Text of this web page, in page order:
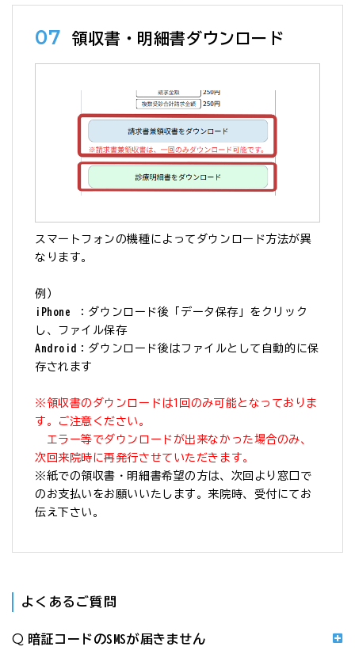
07 領収書・明細書ダウンロード
スマートフォンの機種によってダウンロード方法が異
なります。
例）
iPhone ：ダウンロード後「データ保存」をクリック
し、ファイル保存
Android
：ダウンロード後はファイルとして自動的に保
存されます
※領収書のダウンロードは1回のみ可能となっておりま
す。ご注意ください。
エラー等でダウンロードが出来なかった場合のみ、
次回来院時に再発行させていただきます。
※紙での領収書・明細書希望の方は、次回より窓口で
のお支払いをお願いいたします。来院時、受付にてお
伝え下さい。
よくあるご質問
暗証コードのSMSが届きません